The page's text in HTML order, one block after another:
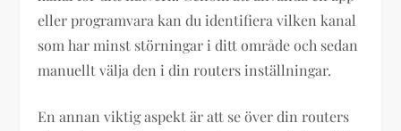
eller programvara kan du identifiera vilken kanal
som har minst störningar i ditt område och sedan
manuellt välja den i din routers inställningar.
En annan viktig aspekt är att se över din routers